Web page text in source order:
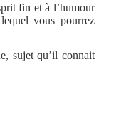
fin et à l’humour
vous pourrez
sujet qu’il connait